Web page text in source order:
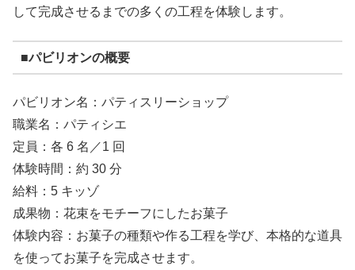
して完成させるまでの多くの工程を体験します。
■パビリオンの概要
パビリオン名：パティスリーショップ
職業名：パティシエ
定員：各 6 名／1 回
体験時間：約 30 分
給料：5 キッゾ
成果物：花束をモチーフにしたお菓子
体験内容：お菓子の種類や作る工程を学び、本格的な道具
を使ってお菓子を完成させます。